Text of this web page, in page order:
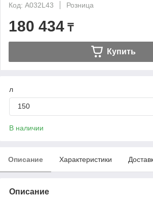
Код: A032L43
Розница
180 434 ₸
Купить
л
150
В наличии
Описание Характеристики
Описание